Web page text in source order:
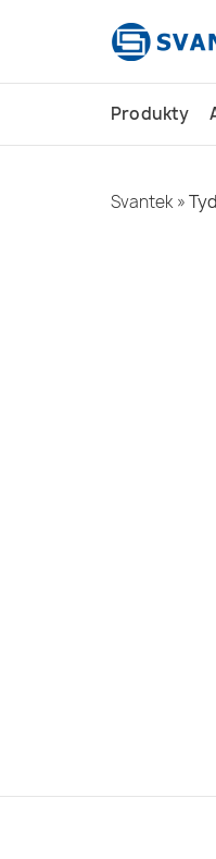
Produkty
Svantek»